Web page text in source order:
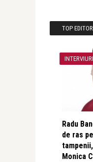
TOP
INTERVIURI
Radu
de ras
Monica